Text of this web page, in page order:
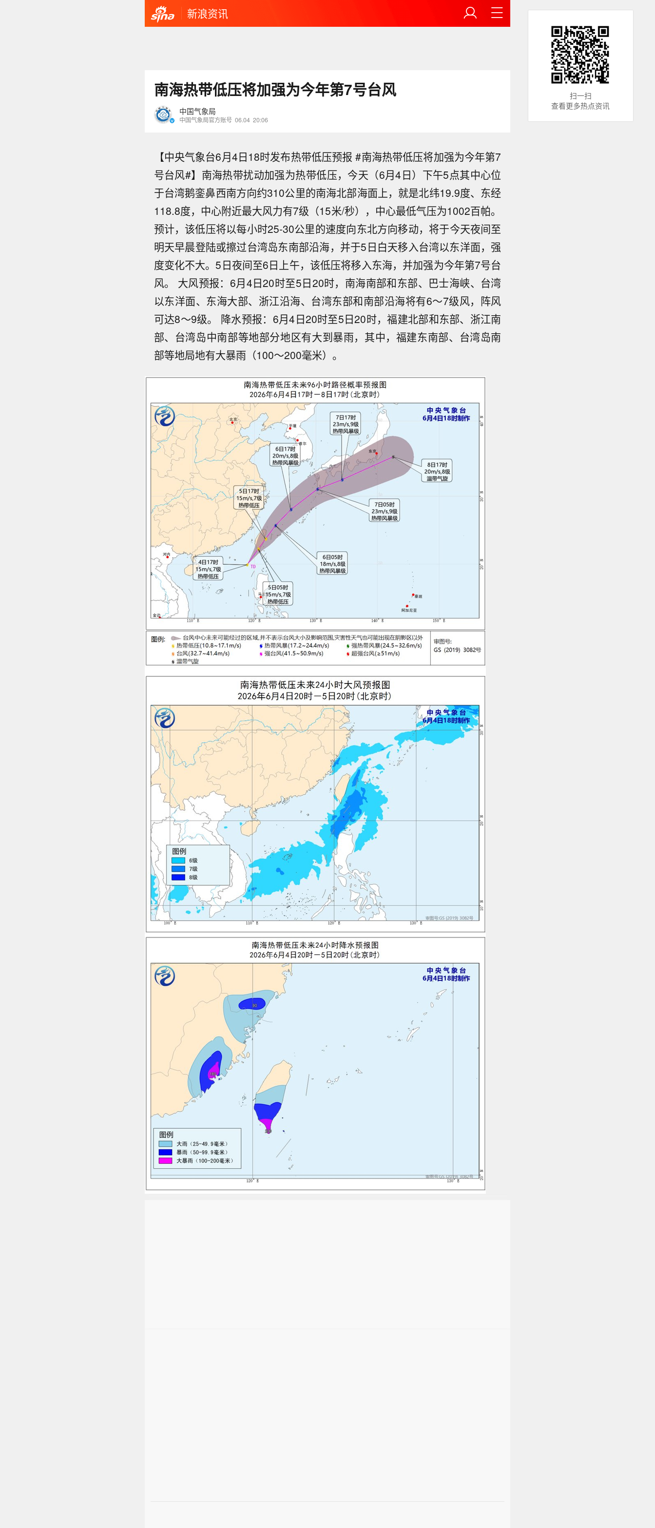
新浪资讯
南海热带低压将加强为今年第7号台风
中国气象局
中国气象局官方账号 06.04 20:06
【中央气象台6月4日18时发布热带低压预报 #南海热带低压将加强为今年第7
号台风#】南海热带扰动加强为热带低压，今天（6月4日）下午5点其中心位
于台湾鹅銮鼻西南方向约310公里的南海北部海面上，就是北纬19.9度、东经
118.8度，中心附近最大风力有7级（15米/秒），中心最低气压为1002百帕。
预计，该低压将以每小时25-30公里的速度向东北方向移动，将于今天夜间至
明天早晨登陆或擦过台湾岛东南部沿海，并于5日白天移入台湾以东洋面，强
度变化不大。5日夜间至6日上午，该低压将移入东海，并加强为今年第7号台
风。 大风预报：6月4日20时至5日20时，南海南部和东部、巴士海峡、台湾
以东洋面、东海大部、浙江沿海、台湾东部和南部沿海将有6～7级风，阵风
可达8～9级。 降水预报：6月4日20时至5日20时，福建北部和东部、浙江南
部、台湾岛中南部等地部分地区有大到暴雨，其中，福建东南部、台湾岛南
部等地局地有大暴雨（100～200毫米）。
扫一扫
查看更多热点资讯